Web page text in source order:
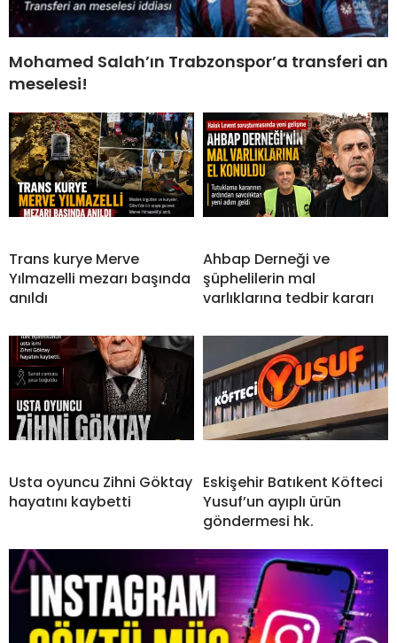
Mohamed Salah’ın Trabzonspor’a transferi an
meselesi!
Trans kurye Merve
Yılmazelli mezarı başında
anıldı
Ahbap Derneği ve
şüphelilerin mal
varlıklarına tedbir kararı
Usta oyuncu Zihni Göktay
hayatını kaybetti
Eskişehir Batıkent Köfteci
Yusuf’un ayıplı ürün
göndermesi hk.